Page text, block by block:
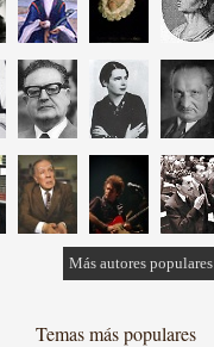
Más autores populares
Temas más populares